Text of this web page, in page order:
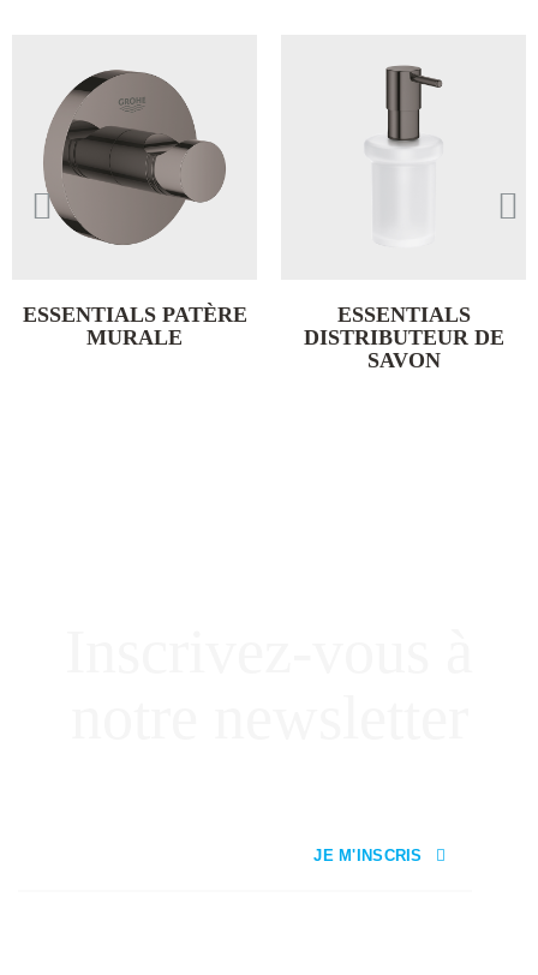
ESSENTIALS PATÈRE
MURALE
ESSENTIALS
DISTRIBUTEUR DE
SAVON
JE M'INSCRIS